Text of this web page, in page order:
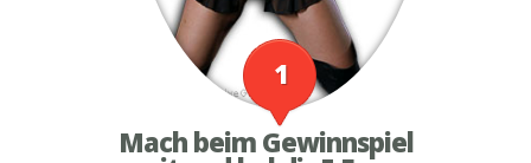
1
Mach beim Gewinnspiel